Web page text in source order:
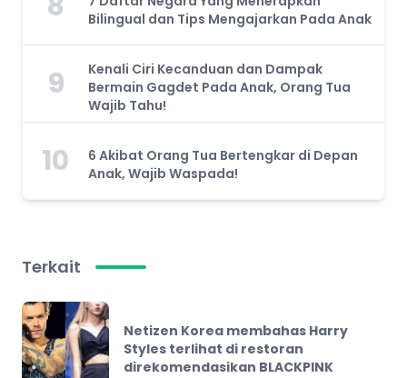
Bilingual dan Tips Mengajarkan Pada Anak
9
Kenali Ciri Kecanduan dan Dampak
Bermain Gagdet Pada Anak, Orang Tua
Wajib Tahu!
10
6 Akibat Orang Tua Bertengkar di Depan
Anak, Wajib Waspada!
Terkait
Netizen Korea membahas Harry
Styles terlihat di restoran
direkomendasikan BLACKPINK